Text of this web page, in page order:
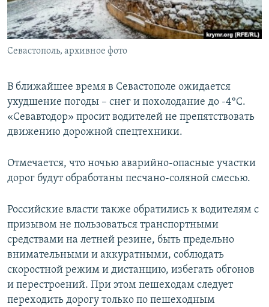
ПОБЕДИТЕЛЕЙ НЕ СУДЯТ?
КРЫМ.НЕПОКОРЕННЫЙ
ELIFBE
ПРИСОЕДИНЯЙТЕСЬ!
Все сайты RFE/RL
Севастополь, архивное фото
В ближайшее время в Севастополе ожидается
ухудшение погоды – снег и похолодание до -4°C.
«Севавтодор» просит водителей не препятствовать
движению дорожной спецтехники.
Отмечается, что ночью аварийно-опасные участки
дорог будут обработаны песчано-соляной смесью.
Российские власти также обратились к водителям с
призывом не пользоваться транспортными
средствами на летней резине, быть предельно
внимательными и аккуратными, соблюдать
скоростной режим и дистанцию, избегать обгонов
и перестроений. При этом пешеходам следует
переходить дорогу только по пешеходным